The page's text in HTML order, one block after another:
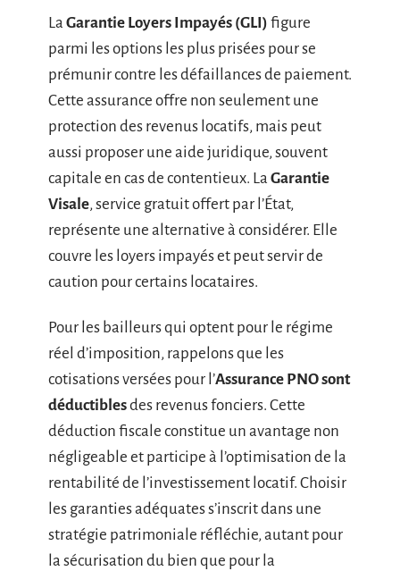
La Garantie Loyers Impayés (GLI) figure
parmi les options les plus prisées pour se
prémunir contre les défaillances de paiement.
Cette assurance offre non seulement une
protection des revenus locatifs, mais peut
aussi proposer une aide juridique, souvent
capitale en cas de contentieux. La Garantie
Visale, service gratuit offert par l’État,
représente une alternative à considérer. Elle
couvre les loyers impayés et peut servir de
caution pour certains locataires.
Pour les bailleurs qui optent pour le régime
réel d’imposition, rappelons que les
cotisations versées pour l’Assurance PNO sont
déductiblesdes revenus fonciers. Cette
déduction fiscale constitue un avantage non
négligeable et participe à l’optimisation de la
rentabilité de l’investissement locatif. Choisir
les garanties adéquates s’inscrit dans une
stratégie patrimoniale réfléchie, autant pour
la sécurisation du bien que pour la